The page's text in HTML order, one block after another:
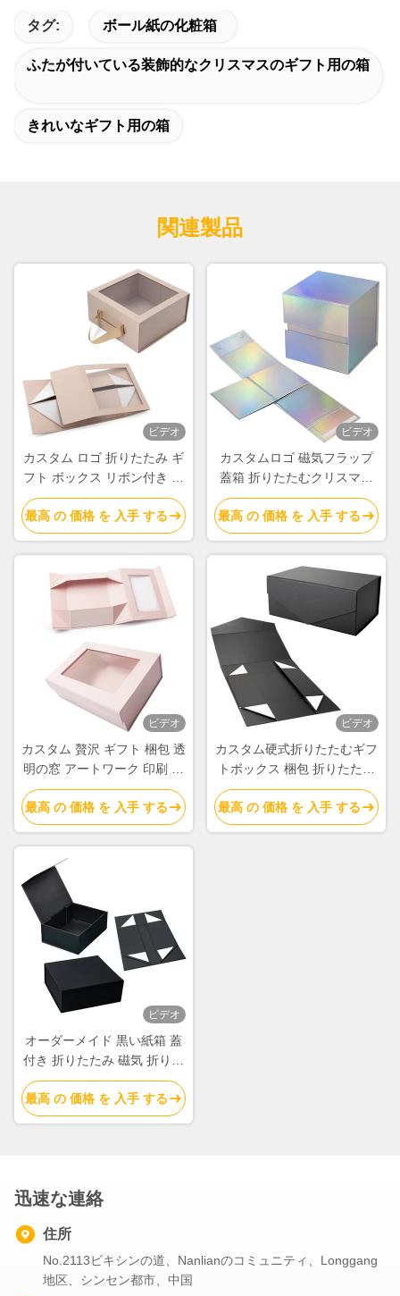
タグ: ボール紙の化粧箱
ふたが付いている装飾的なクリスマスのギフト用の箱
きれいなギフト用の箱
関連製品
ビデオ
カスタム ロゴ 折りたたみ ギ
フト ボックス リボン付き 卸
売 クラフト ボックス 梱包 リ
ボン 窓 ボックス
最高 の 価格 を 入手 する
ビデオ
カスタムロゴ 磁気フラップ
蓋箱 折りたたむクリスマス
プレゼント箱 折りたたむ箱
卸売
最高 の 価格 を 入手 する
ビデオ
カスタム 贅沢 ギフト 梱包 透
明の窓 アートワーク 印刷 製
造者
最高 の 価格 を 入手 する
ビデオ
カスタム硬式折りたたむギフ
トボックス 梱包 折りたたむ
磁気ボックス 折りたたむ開
き紙箱
最高 の 価格 を 入手 する
ビデオ
オーダーメイド 黒い紙箱 蓋
付き 折りたたみ 磁気 折りた
たみ 箱 梱包 サプライヤー
最高 の 価格 を 入手 する
迅速な連絡
住所
No.2113ビキシンの道、Nanlianのコミュニティ、Longgang
地区、シンセン都市、中国